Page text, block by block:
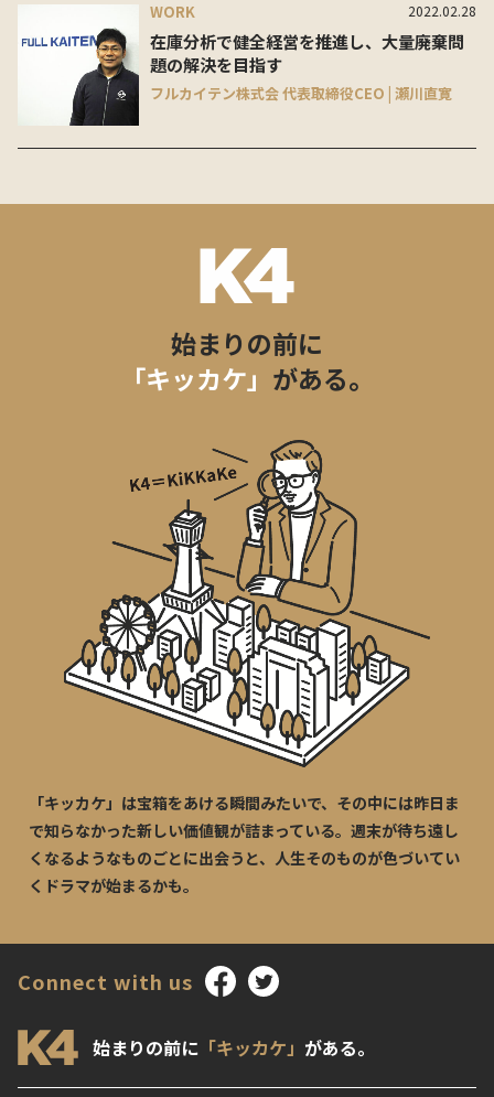
WORK 2022.02.28
在庫分析で健全経営を推進し、大量廃棄問
題の解決を目指す
フルカイテン株式会 代表取締役CEO | 瀬川直寛
始まりの前に
「キッカケ」 がある。
「キッカケ」は宝箱をあける瞬間みたいで、その中には昨日ま
で知らなかった新しい価値観が詰まっている。週末が待ち遠し
くなるようなものごとに出会うと、人生そのものが色づいてい
くドラマが始まるかも。
Connect with us
始まりの前に 「キッカケ」 がある。